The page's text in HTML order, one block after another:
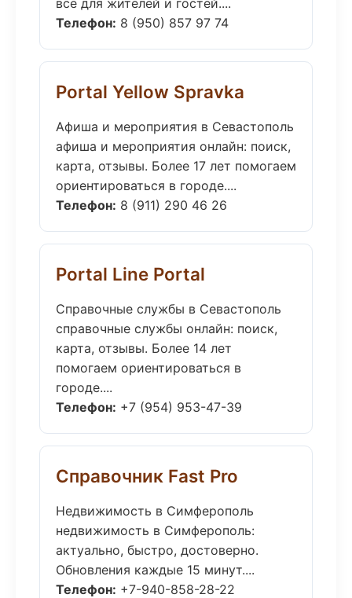
всё для жителей и гостей....
Телефон: 8 (950) 857 97 74
Portal Yellow Spravka
Афиша и мероприятия в Севастополь
афиша и мероприятия онлайн: поиск,
карта, отзывы. Более 17 лет помогаем
ориентироваться в городе....
Телефон: 8 (911) 290 46 26
Portal Line Portal
Справочные службы в Севастополь
справочные службы онлайн: поиск,
карта, отзывы. Более 14 лет
помогаем ориентироваться в
городе....
Телефон: +7 (954) 953-47-39
Справочник Fast Pro
Недвижимость в Симферополь
недвижимость в Симферополь:
актуально, быстро, достоверно.
Обновления каждые 15 минут....
Телефон: +7-940-858-28-22